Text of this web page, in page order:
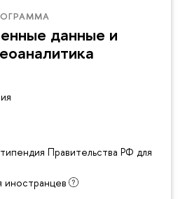
данные и
Правительства РФ для
иностранцев